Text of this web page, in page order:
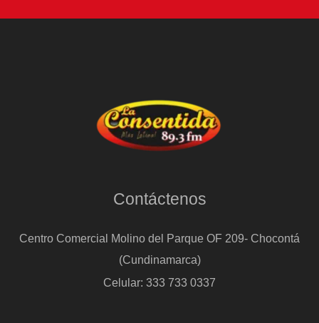
Contáctenos
Centro Comercial Molino del Parque OF 209- Chocontá
(Cundinamarca)
Celular: 333 733 0337